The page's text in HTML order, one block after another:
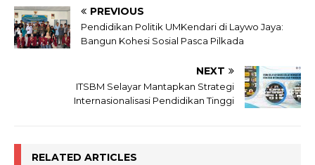
PREVIOUS
Pendidikan Politik UMKendari di Laywo Jaya:
Bangun Kohesi Sosial Pasca Pilkada
NEXT
ITSBM Selayar Mantapkan Strategi
Internasionalisasi Pendidikan Tinggi
RELATED ARTICLES